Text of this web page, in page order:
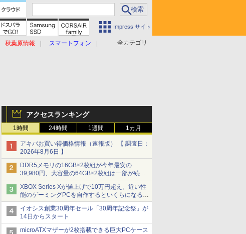
Impress サイト
全カテゴリ
秋葉原情報
スマートフォン
アクセスランキング
1時間 24時間 1週間 1カ月
アキバお買い得価格情報（速報版） 【 調査日：
2026年8月6日 】
DDR5メモリの16GB×2枚組が今年最安の
39,980円、大容量の64GB×2枚組は一部が続騰
[8月前半のメモリ価格]
XBOX Series Xが値上げで10万円超え。近い性
能のゲーミングPCを自作するといくらになる？
【石田賀津男の『酒の肴にPCゲーム』】
イオシス創業30周年セール「30周年記念祭」が
14日からスタート
microATXマザーが2枚搭載できる巨大PCケース